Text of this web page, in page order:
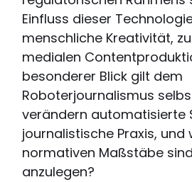
Einfluss dieser
menschliche Kreativität,
medialen
besonderer Blick gilt dem
Roboterjournalismus
verändern automatisierte
journalistische Praxis, und
normativen Maßstäbe
anzulegen?